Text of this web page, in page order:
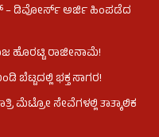
– ಡಿವೋರ್ಸ್ ಅರ್ಜಿ ಹಿಂಪಡೆದ
ಹೊರಟ್ಟಿ ರಾಜೀನಾಮೆ!
ಬೆಟ್ಟದಲ್ಲಿ ಭಕ್ತ ಸಾಗರ!
ಮೆಟ್ರೋ ಸೇವೆಗಳಲ್ಲಿ ತಾತ್ಕಾಲಿಕ